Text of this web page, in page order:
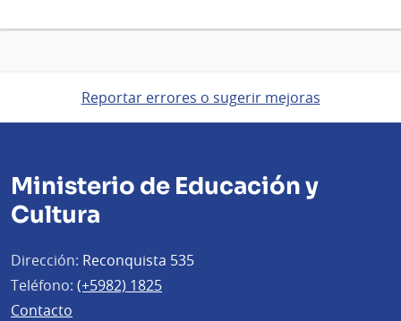
Reportar errores o sugerir mejoras
Ministerio de Educación y
Cultura
Dirección: Reconquista 535
Teléfono: (+5982) 1825
Contacto